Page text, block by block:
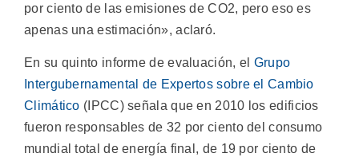
por ciento de las emisiones de CO2, pero eso es
apenas una estimación», aclaró.
En su quinto informe de evaluación, el Grupo
Intergubernamental de Expertos sobre el Cambio
Climático (IPCC) señala que en 2010 los edificios
fueron responsables de 32 por ciento del consumo
mundial total de energía final, de 19 por ciento de